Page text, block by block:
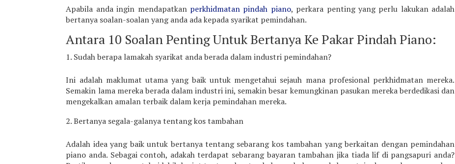
Apabila anda ingin mendapatkan perkhidmatan pindah piano, perkara penting yang perlu lakukan adalah
bertanya soalan-soalan yang anda ada kepada syarikat pemindahan.
Antara 10 Soalan Penting Untuk Bertanya Ke Pakar Pindah Piano:
Sudah berapa lamakah syarikat anda berada dalam industri pemindahan?
Ini adalah maklumat utama yang baik untuk mengetahui sejauh mana profesional perkhidmatan mereka.
Semakin lama mereka berada dalam industri ini, semakin besar kemungkinan pasukan mereka berdedikasi dan
mengekalkan amalan terbaik dalam kerja pemindahan mereka.
Bertanya segala-galanya tentang kos tambahan
Adalah idea yang baik untuk bertanya tentang sebarang kos tambahan yang berkaitan dengan pemindahan
piano anda. Sebagai contoh, adakah terdapat sebarang bayaran tambahan jika tiada lif di pangsapuri anda?